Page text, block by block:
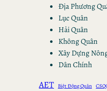
Địa Phương
Lục Quân
Hải Quân
Không Quân
Xây Dựng
Dân Chính
AET Biệt Động Quân